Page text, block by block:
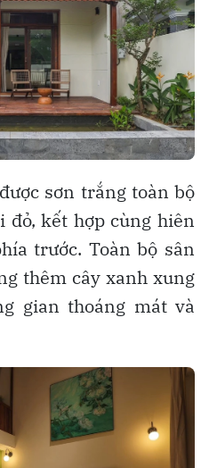
sơn trắng toàn bộ
đỏ, kết hợp cùng hiên
trước. Toàn bộ sân
thêm cây xanh xung
gian thoáng mát và